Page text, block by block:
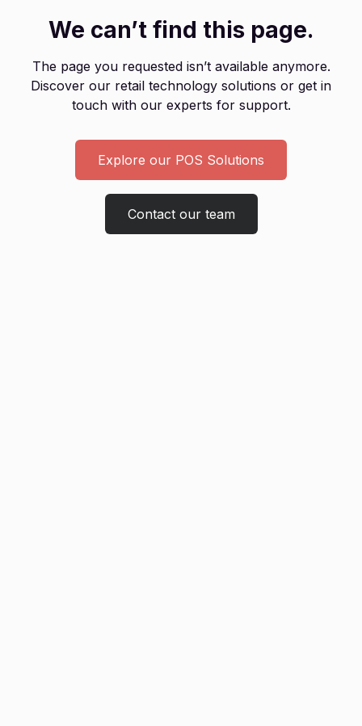
We can’t find this page.
The page you requested isn’t available anymore.
Discover our retail technology solutions or get in
touch with our experts for support.
Explore our POS Solutions
Contact our team